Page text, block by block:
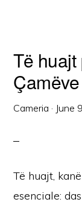
Të
Cameria · June
Të huajt,
esenciale: